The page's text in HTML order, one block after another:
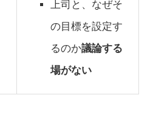
上司と、なぜそ
の目標を設定す
るのか議論する
場がない